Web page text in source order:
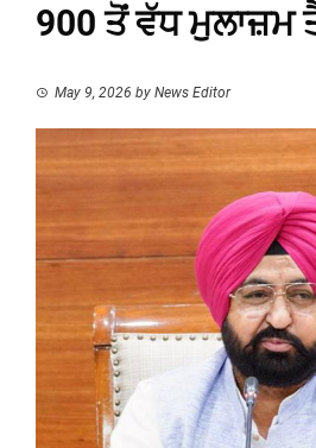
900 ਤੋਂ ਵੱਧ ਮੁਲਾਜ਼ਮ
May 9, 2026 by News Editor